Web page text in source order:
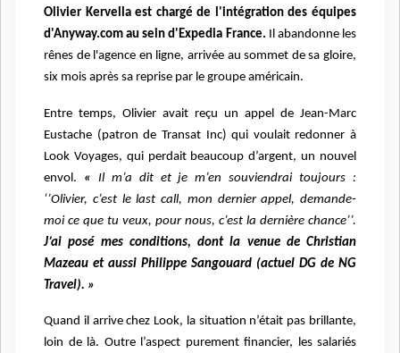
Olivier Kervella est chargé de l'intégration des équipes
d'Anyway.com au sein d'Expedia France. Il abandonne les
rênes de l'agence en ligne, arrivée au sommet de sa gloire,
six mois après sa reprise par le groupe américain.
Entre temps, Olivier avait reçu un appel de Jean-Marc
Eustache (patron de Transat Inc) qui voulait redonner à
Look Voyages, qui perdait beaucoup d’argent, un nouvel
envol. « Il m’a dit et je m’en souviendrai toujours :
‘’Olivier, c’est le last call, mon dernier appel, demande-
moi ce que tu veux, pour nous, c’est la dernière chance’’.
J’ai posé mes conditions, dont la venue de Christian
Mazeau et aussi Philippe Sangouard (actuel DG de NG
Travel). »
Quand il arrive chez Look, la situation n’était pas brillante,
loin de là. Outre l’aspect purement financier, les salariés